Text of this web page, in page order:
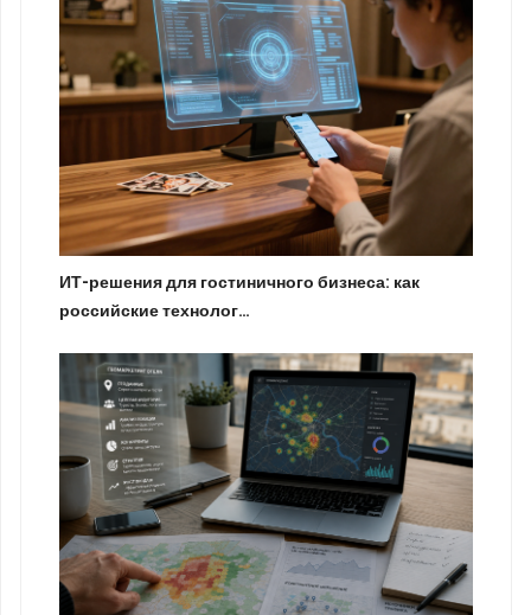
ИТ-решения для гостиничного бизнеса: как
российские технолог…